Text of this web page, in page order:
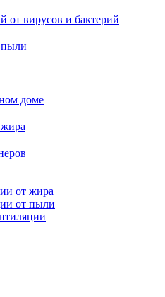
от вирусов и бактерий
пыли
доме
от жира
от пыли